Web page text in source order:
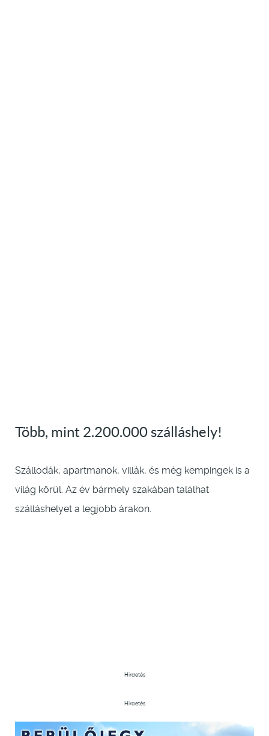
Több, mint 2.200.000 szálláshely!
Szállodák, apartmanok, villák, és még kempingek is a
világ körül. Az év bármely szakában találhat
szálláshelyet a legjobb árakon.
Hirdetés
Hirdetés